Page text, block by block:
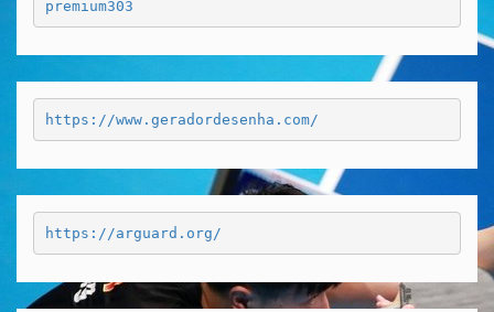
premium303
https://www.geradordesenha.com/
https://arguard.org/